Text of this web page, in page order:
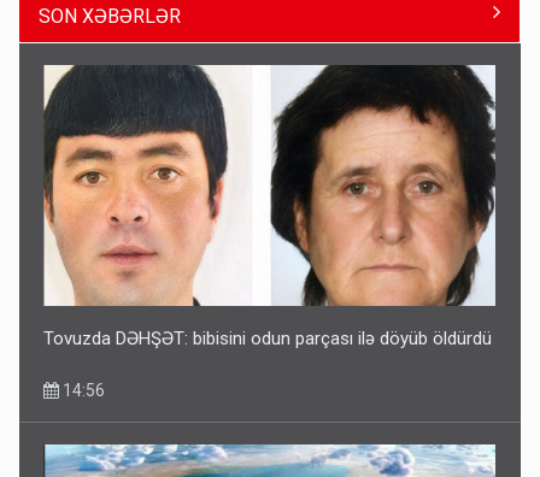
Geri çağırılan səfir Abel Məhərrəmovun oğludur - DOSYE
14:07
SON XƏBƏRLƏR
Tovuzda DƏHŞƏT: bibisini odun parçası ilə döyüb öldürdü
14:56